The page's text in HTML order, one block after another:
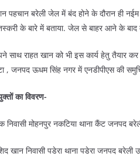
पहचान बरेली जेल में बंद होने के दौरान ही
के बारे में बताया. जेल से बाहर आने के बाद
साथ राहत खान को भी इस कार्य हेतु तैयार कर
, जनपद ऊधम सिंह नगर में एनडीपीएस की
का विवरण-
मोहनपुर नकटिया थाना कैंट जनपद
खान निवासी पडेरा थाना पडेरा जनपद बरेली